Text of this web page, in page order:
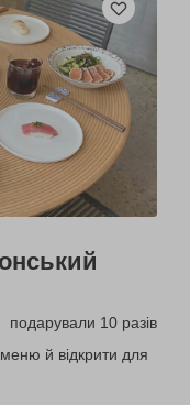
подарували 10 разів
й відкрити для